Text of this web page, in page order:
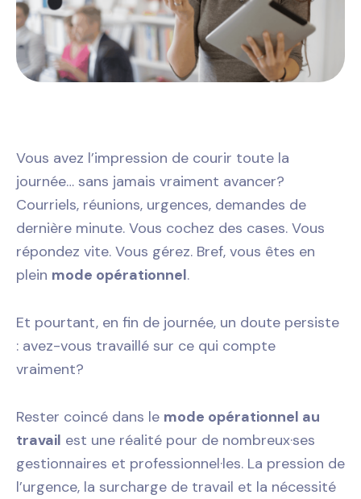
Vous avez l’impression de courir toute la
journée… sans jamais vraiment avancer?
Courriels, réunions, urgences, demandes de
dernière minute. Vous cochez des cases. Vous
répondez vite. Vous gérez. Bref, vous êtes en
plein mode opérationnel.
Et pourtant, en fin de journée, un doute persiste
: avez-vous travaillé sur ce qui compte
vraiment?
Rester coincé dans le mode opérationnel au
travail est une réalité pour de nombreux·ses
gestionnaires et professionnel·les. La pression de
l’urgence, la surcharge de travail et la nécessité